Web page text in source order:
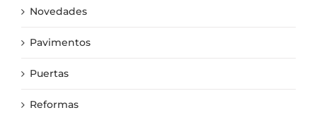
Novedades
Pavimentos
Puertas
Reformas